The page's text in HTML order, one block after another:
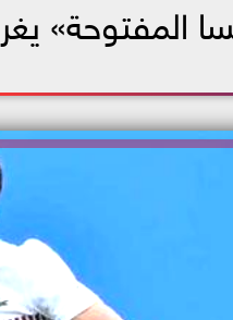
المفتوحة»